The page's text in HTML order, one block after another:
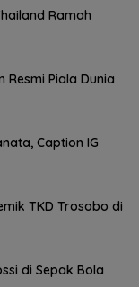
Ramah
Resmi Piala Dunia
Caption IG
TKD Trosobo di
di Sepak Bola